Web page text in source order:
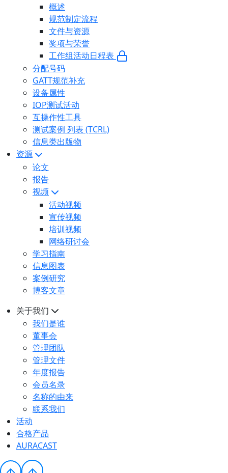
概述
规范制定流程
文件与资源
奖项与荣誉
工作组活动日程表
分配号码
GATT规范补充
设备属性
IOP测试活动
互操作性工具
测试案例 列表 (TCRL)
信息类出版物
资源
论文
报告
视频
活动视频
宣传视频
培训视频
网络研讨会
学习指南
信息图表
案例研究
博客文章
关于我们
我们是谁
董事会
管理团队
管理文件
年度报告
会员名录
名称的由来
联系我们
活动
合格产品
AURACAST